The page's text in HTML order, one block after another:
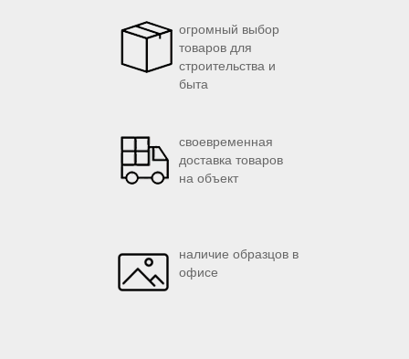
огромный выбор
товаров для
строительства и
быта
своевременная
доставка товаров
на объект
наличие образцов в
офисе